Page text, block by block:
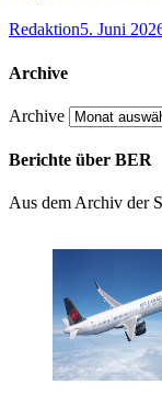
Redaktion5. Juni
Archive
Archive
Berichte über BER
Aus dem Archiv der